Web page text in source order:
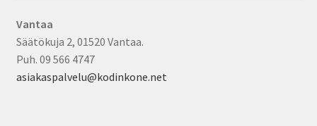
Vantaa
Säätökuja 2, 01520 Vantaa.
Puh. 09 566 4747
asiakaspalvelu@kodinkone.net